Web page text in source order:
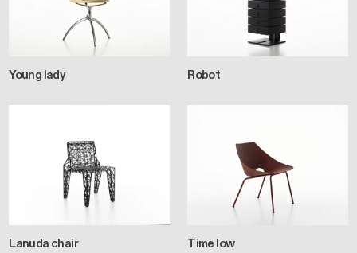
Young lady Robot
Lanuda chair Time low